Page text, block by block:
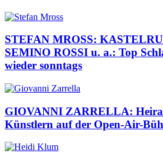
STEFAN MROSS:
SEMINO ROSSI u. a.: Top
wieder sonntags
GIOVANNI ZARRELLA:
Künstlern auf der Open-Air-